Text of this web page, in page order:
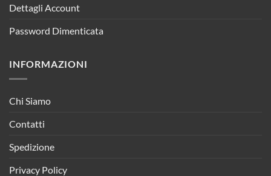
Dettagli Account
Password Dimenticata
INFORMAZIONI
Chi Siamo
Contatti
Spedizione
Privacy Policy